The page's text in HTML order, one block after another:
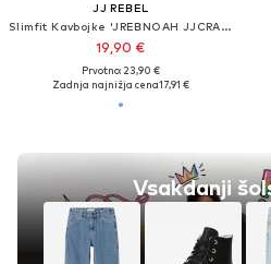
JJ REBEL
Slimfit Kavbojke 'JREBNOAH JJCRAFT'
19,90 €
Prvotno: 23,90 €
Zadnja najnižja cena17,91 €
Vsakdanji